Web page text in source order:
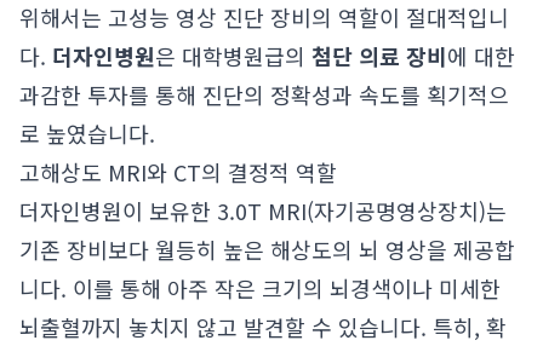
위해서는 고성능 영상 진단 장비의 역할이 절대적입니
다. 더자인병원은 대학병원급의 첨단 의료 장비에 대한
과감한 투자를 통해 진단의 정확성과 속도를 획기적으
로 높였습니다.
고해상도 MRI와 CT의 결정적 역할
더자인병원이 보유한 3.0T MRI(자기공명영상장치)는
기존 장비보다 월등히 높은 해상도의 뇌 영상을 제공합
니다. 이를 통해 아주 작은 크기의 뇌경색이나 미세한
뇌출혈까지 놓치지 않고 발견할 수 있습니다. 특히, 확